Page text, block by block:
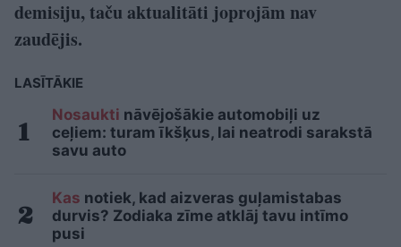
demisiju, taču aktualitāti joprojām nav
zaudējis.
LASĪTĀKIE
Nosaukti nāvējošākie automobiļi uz
ceļiem: turam īkšķus, lai neatrodi sarakstā
savu auto
Kas notiek, kad aizveras guļamistabas
durvis? Zodiaka zīme atklāj tavu intīmo
pusi